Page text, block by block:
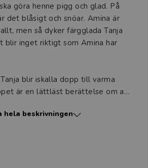
göra henne pigg och glad. På
det blåsigt och snöar. Amina är
men så dyker färgglada Tanja
blir inget riktigt som Amina har
blir iskalla dopp till varma
är en lättläst berättelse om att
hela beskrivningen